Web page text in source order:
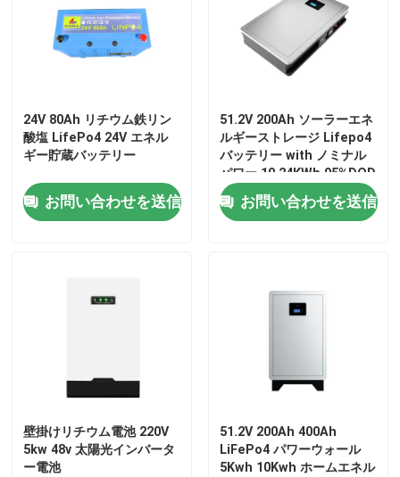
製品
VRショー
お問い合わせ
24V 80Ah リチウム鉄リン
酸塩 LifePo4 24V エネル
ギー貯蔵バッテリー
お問い合わせを送信
51.2V 200Ah ソーラーエネ
ルギーストレージ Lifepo4
バッテリー with ノミナル
パワー 10.24KWh 95%DOD
お問い合わせを送信
壁掛けリチウム電池 220V
5kw 48v 太陽光インバータ
ー電池
51.2V 200Ah 400Ah
LiFePo4 パワーウォール
5Kwh 10Kwh ホームエネル